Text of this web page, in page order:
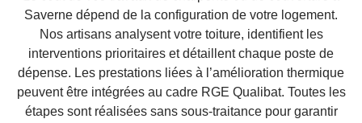
Saverne dépend de la configuration de votre logement.
Nos artisans analysent votre toiture, identifient les
interventions prioritaires et détaillent chaque poste de
dépense. Les prestations liées à l’amélioration thermique
peuvent être intégrées au cadre RGE Qualibat. Toutes les
étapes sont réalisées sans sous-traitance pour garantir